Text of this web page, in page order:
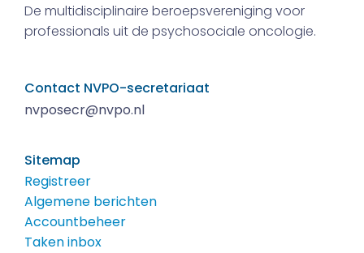
De multidisciplinaire beroepsvereniging voor
professionals uit de psychosociale oncologie.
Contact NVPO-secretariaat
nvposecr@nvpo.nl
Sitemap
Registreer
Algemene berichten
Accountbeheer
Taken inbox